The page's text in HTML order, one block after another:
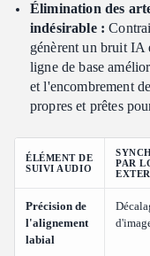
Élimination des
indésirable :
génèrent un bruit IA
ligne de base
et l'encombrement
propres et prêtes
ÉLÉMENT DE
SUIVI AUDIO
PAR
Précision de
l'alignement
labial